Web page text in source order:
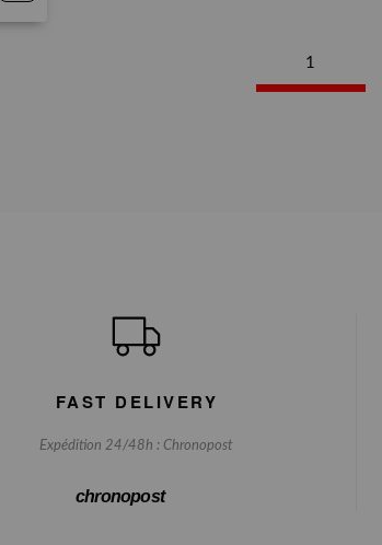
1
FAST DELIVERY
Expédition 24/48h : Chronopost
chronopost